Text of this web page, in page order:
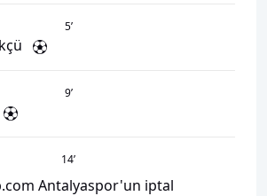
5’
9’
14’
Antalyaspor'un iptal